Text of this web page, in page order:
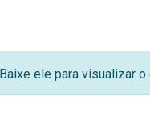
ele para visualizar